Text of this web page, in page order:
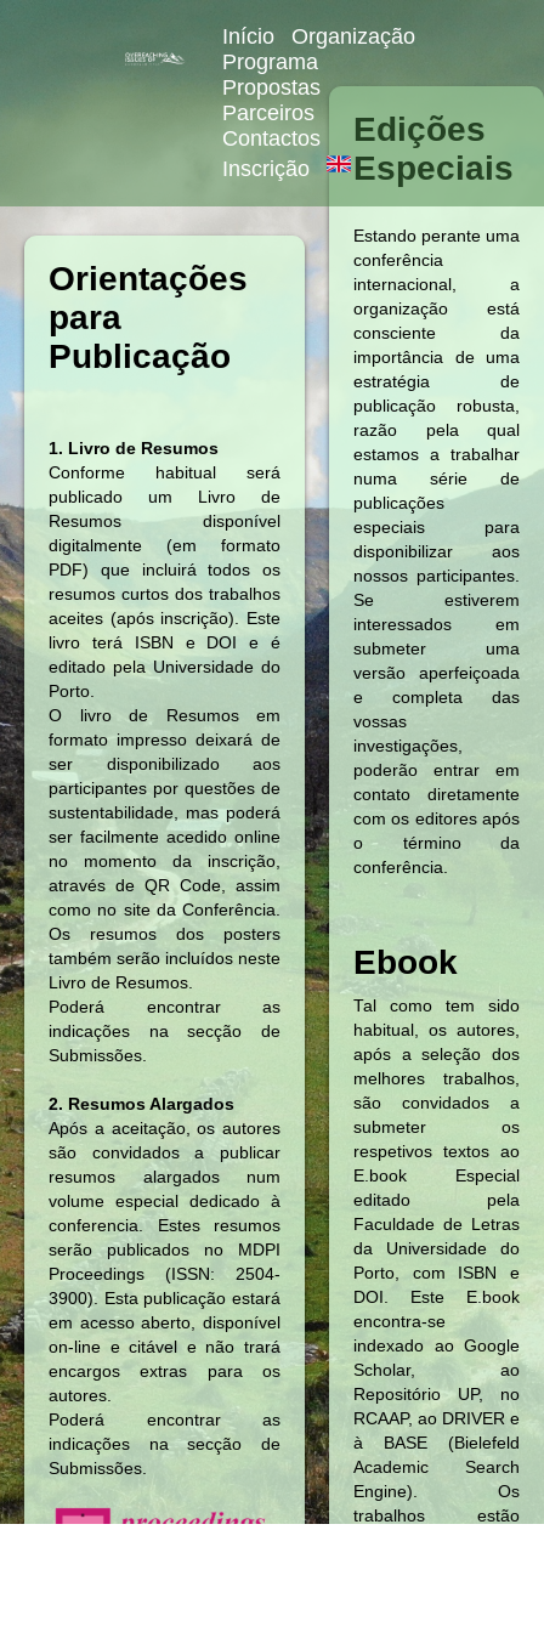
Início
Organização
Programa
Propostas
Parceiros
Contactos
Inscrição
Orientações
para
Publicação
1. Livro de Resumos
Conforme habitual será
publicado um Livro de
Resumos disponível
digitalmente (em formato
PDF) que incluirá todos os
resumos curtos dos trabalhos
aceites (após inscrição). Este
livro terá ISBN e DOI e é
editado pela Universidade do
Porto.
O livro de Resumos em
formato impresso deixará de
ser disponibilizado aos
participantes por questões de
sustentabilidade, mas poderá
ser facilmente acedido online
no momento da inscrição,
através de QR Code, assim
como no site da Conferência.
Os resumos dos posters
também serão incluídos neste
Livro de Resumos.
Poderá encontrar as
indicações na secção de
Submissões.
2. Resumos Alargados
Após a aceitação, os autores
são convidados a publicar
resumos alargados num
volume especial dedicado à
conferencia. Estes resumos
serão publicados no MDPI
Proceedings (ISSN: 2504-
3900). Esta publicação estará
em acesso aberto, disponível
on-line e citável e não trará
encargos extras para os
autores.
Poderá encontrar as
indicações na secção de
Submissões.
Edições
Especiais
Estando perante uma
conferência
internacional, a
organização está
consciente da
importância de uma
estratégia de
publicação robusta,
razão pela qual
estamos a trabalhar
numa série de
publicações
especiais para
disponibilizar aos
nossos participantes.
Se estiverem
interessados em
submeter uma
versão aperfeiçoada
e completa das
vossas
investigações,
poderão entrar em
contato diretamente
com os editores após
o término da
conferência.
Ebook
Tal como tem sido
habitual, os autores,
após a seleção dos
melhores trabalhos,
são convidados a
submeter os
respetivos textos ao
E.book Especial
editado pela
Faculdade de Letras
da Universidade do
Porto, com ISBN e
DOI. Este E.book
encontra-se
indexado ao Google
Scholar, ao
Repositório UP, no
RCAAP, ao DRIVER e
à BASE (Bielefeld
Academic Search
Engine). Os
trabalhos estão